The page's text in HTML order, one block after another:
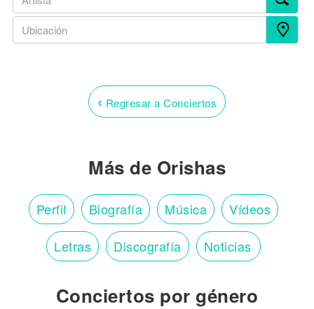
‹ Regresar a Conciertos
Más de Orishas
Perfil Biografía Música Vídeos
Letras Discografía Noticias
Conciertos por género